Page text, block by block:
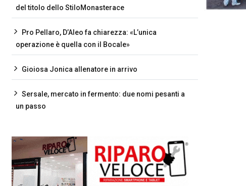
del titolo dello StiloMonasterace
Pro Pellaro, D’Aleo fa chiarezza: «L’unica
operazione è quella con il Bocale»
Gioiosa Jonica allenatore in arrivo
Sersale, mercato in fermento: due nomi pesanti a
un passo